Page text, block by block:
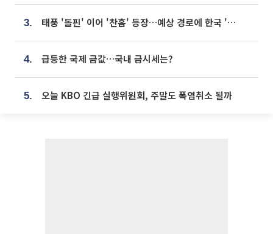
3. 태풍 '돌핀' 이어 '찬홈' 등장…예상 경로에 한국 '한숨'
4. 급등한 국제 금값…국내 금시세는?
5. 오늘 KBO 긴급 실행위원회, 주말도 폭염취소 될까